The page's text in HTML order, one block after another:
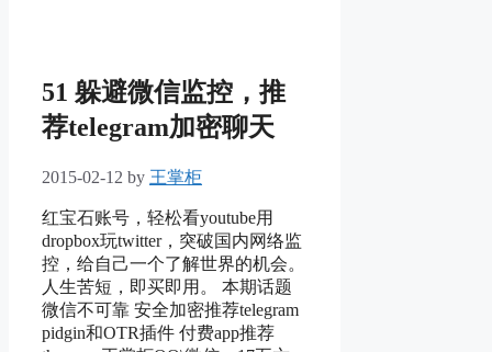
51 躲避微信监控，推
荐telegram加密聊天
2015-02-12 by 王掌柜
红宝石账号，轻松看youtube用
dropbox玩twitter，突破国内网络监
控，给自己一个了解世界的机会。
人生苦短，即买即用。 本期话题
微信不可靠 安全加密推荐telegram
pidgin和OTR插件 付费app推荐